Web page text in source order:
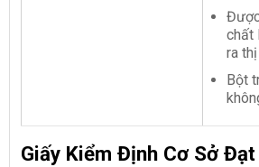
chất
ra
Bột
Giấy Kiểm Định Cơ Sở Đạt